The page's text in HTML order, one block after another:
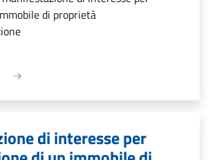
di proprietà
di interesse per